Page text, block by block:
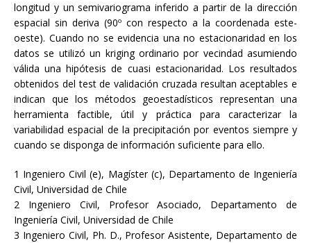
longitud y un semivariograma inferido a partir de la dirección
espacial sin deriva (90º con respecto a la coordenada este-
oeste). Cuando no se evidencia una no estacionaridad en los
datos se utilizó un kriging ordinario por vecindad asumiendo
válida una hipótesis de cuasi estacionaridad. Los resultados
obtenidos del test de validación cruzada resultan aceptables e
indican que los métodos geoestadísticos representan una
herramienta factible, útil y práctica para caracterizar la
variabilidad espacial de la precipitación por eventos siempre y
cuando se disponga de información suficiente para ello.
1 Ingeniero Civil (e), Magíster (c), Departamento de Ingeniería
Civil, Universidad de Chile
2 Ingeniero Civil, Profesor Asociado, Departamento de
Ingeniería Civil, Universidad de Chile
3 Ingeniero Civil, Ph. D., Profesor Asistente, Departamento de